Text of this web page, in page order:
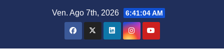
Ven. Ago 7th, 2026 6:41:04 AM